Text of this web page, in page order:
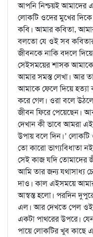
আপনি নিশ্চয়ই আমাদের
লোকটি ওদের মুখের
কবি। আমার কবিতা,
বলতো যে ওই সব
জীবনকে নাকি বদলে
সেইসময়ের শাসক আমাকে
আমার সমস্ত লেখা। আর
আমাকে ফেলে দিয়ে
করে গেল। ওরা বলে
জীবন ফিরে পেয়েছেন।
দেখান কী ভাবে আমরা
উপায় বলে দিন।’
তো কারো ভাগ্যবিধাতা
সেই কাজ যদি তোমাদের
আমি তার জন্য যথাসাধ্য
দাও। কাল এইসময়ে
আস্বস্ত হলো। পরদিন
এল। আর দেখতে পেল ওই
একটা পাথরের উপরে।
পায়ে লোকটির খুব কাছে